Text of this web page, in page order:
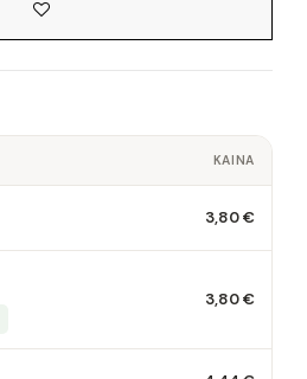
KAINA
3,80 €
3,80 €